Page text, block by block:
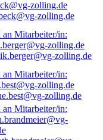
zolling.de
zolling.de
zolling.de